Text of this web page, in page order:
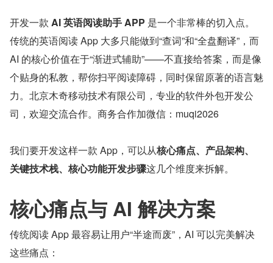
开发一款 AI 英语阅读助手 APP 是一个非常棒的切入点。
传统的英语阅读 App 大多只能做到“查词”和“全盘翻译”，而
AI 的核心价值在于“渐进式辅助”——不直接给答案，而是像
个贴身的私教，帮你扫平阅读障碍，同时保留原著的语言魅
力。北京木奇移动技术有限公司，专业的软件外包开发公
司，欢迎交流合作。商务合作加微信：muqi2026
我们要开发这样一款 App，可以从核心痛点、产品架构、
关键技术栈、核心功能开发步骤这几个维度来拆解。
核心痛点与 AI 解决方案
传统阅读 App 最容易让用户“半途而废”，AI 可以完美解决
这些痛点：